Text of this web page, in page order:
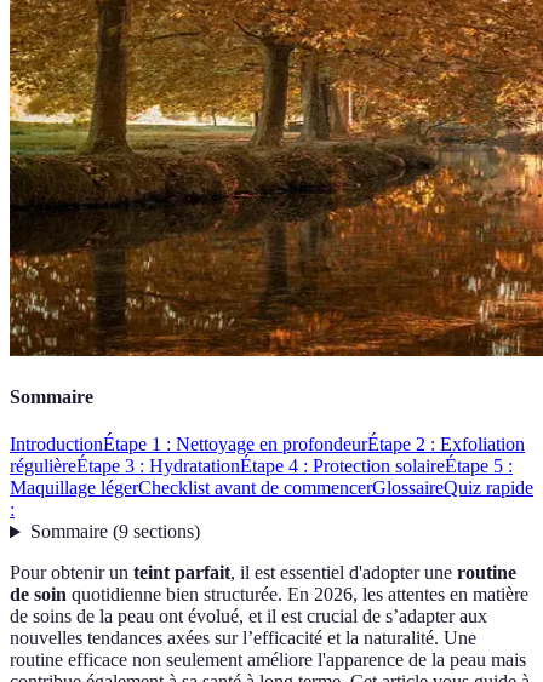
Sommaire
IntroductionÉtape 1 : Nettoyage en profondeurÉtape 2 : Exfoliation
régulièreÉtape 3 : HydratationÉtape 4 : Protection solaireÉtape 5 :
Maquillage légerChecklist avant de commencerGlossaireQuiz rapide
:
Sommaire(9 sections)
Pour obtenir un teint parfait, il est essentiel d'adopter une routine
de soin quotidienne bien structurée. En 2026, les attentes en matière
de soins de la peau ont évolué, et il est crucial de s’adapter aux
nouvelles tendances axées sur l’efficacité et la naturalité. Une
routine efficace non seulement améliore l'apparence de la peau mais